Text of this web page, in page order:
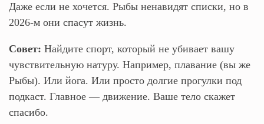
Даже если не хочется. Рыбы ненавидят списки, но в
2026-м они спасут жизнь.
Совет: Найдите спорт, который не убивает вашу
чувствительную натуру. Например, плавание (вы же
Рыбы). Или йога. Или просто долгие прогулки под
подкаст. Главное — движение. Ваше тело скажет
спасибо.